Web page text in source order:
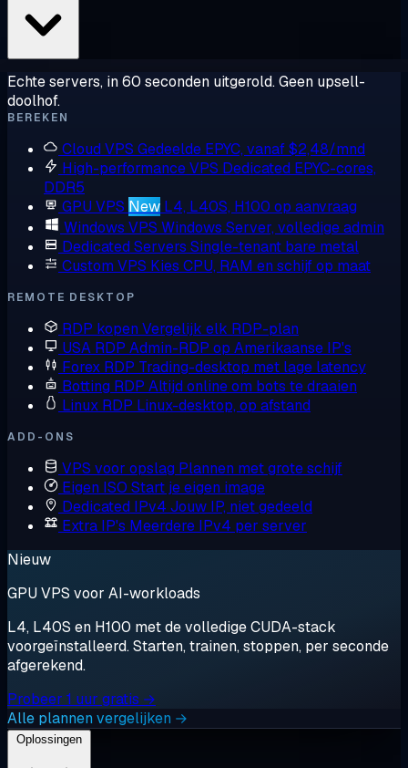
Echte servers, in 60 seconden uitgerold. Geen upsell-
doolhof.
BEREKEN
Cloud VPS Gedeelde EPYC, vanaf $2,48/mnd
High-performance VPS Dedicated EPYC-cores,
DDR5
GPU VPS New L4, L40S, H100 op aanvraag
Windows VPS Windows Server, volledige admin
Dedicated Servers Single-tenant bare metal
Custom VPS Kies CPU, RAM en schijf op maat
REMOTE DESKTOP
RDP kopen Vergelijk elk RDP-plan
USA RDP Admin-RDP op Amerikaanse IP's
Forex RDP Trading-desktop met lage latency
Botting RDP Altijd online om bots te draaien
Linux RDP Linux-desktop, op afstand
ADD-ONS
VPS voor opslag Plannen met grote schijf
Eigen ISO Start je eigen image
Dedicated IPv4 Jouw IP, niet gedeeld
Extra IP's Meerdere IPv4 per server
Nieuw
GPU VPS voor AI-workloads
L4, L40S en H100 met de volledige CUDA-stack
voorgeïnstalleerd. Starten, trainen, stoppen, per seconde
afgerekend.
Probeer 1 uur gratis →
Alle plannen vergelijken →